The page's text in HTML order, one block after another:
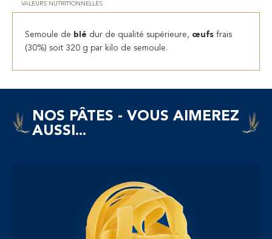
VALEURS NUTRITIONNELLES
Semoule de blé dur de qualité supérieure, œufs frais
(30%) soit 320 g par kilo de semoule.
NOS PÂTES - VOUS AIMEREZ
AUSSI...